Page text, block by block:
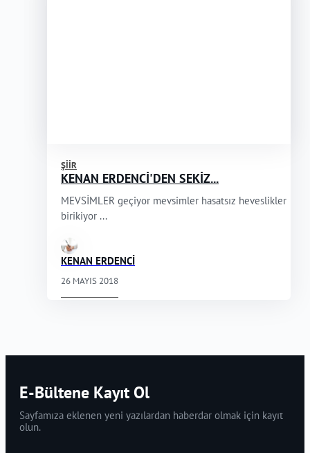
ŞIIR
KENAN ERDENCİ'DEN SEKİZ...
MEVSİMLER geçiyor mevsimler hasatsız heveslikler
birikiyor ...
KENAN ERDENCİ
26 MAYIS 2018
E-Bültene Kayıt Ol
Sayfamıza eklenen yeni yazılardan haberdar olmak için kayıt
olun.